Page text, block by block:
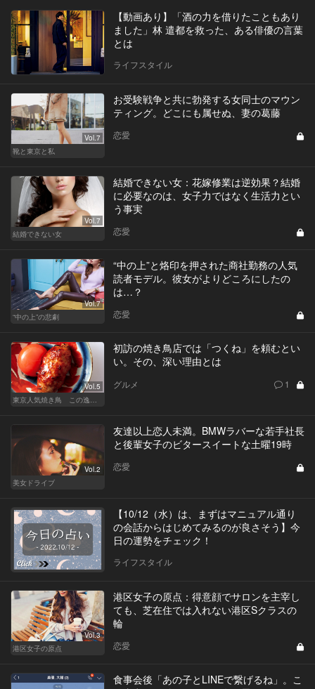
【動画あり】「酒の力を借りたこともあり
ました」林 遣都を救った、ある俳優の言葉
とは
ライフスタイル
Vol.7
靴と東京と私
お受験戦争と共に勃発する女同士のマウン
ティング。どこにも属せぬ、妻の葛藤
恋愛
Vol.7
結婚できない女
結婚できない女：花嫁修業は逆効果？結婚
に必要なのは、女子力ではなく生活力とい
う事実
恋愛
Vol.7
“中の上”の悲劇
“中の上”と烙印を押された商社勤務の人気
読者モデル。彼女がよりどころにしたの
は…？
恋愛
Vol.5
東京人気焼き鳥 この逸品を食べに行きたい
初訪の焼き鳥店では「つくね」を頼むとい
い。その、深い理由とは
グルメ 1
Vol.2
美女ドライブ
友達以上恋人未満。BMWラバーな若手社長
と後輩女子のビタースイートな土曜19時
恋愛
【10/12（水）は、まずはマニュアル通り
の会話からはじめてみるのが良さそう】今
日の運勢をチェック！
ライフスタイル
Vol.3
港区女子の原点
港区女子の原点：得意顔でサロンを主宰し
ても、芝在住では入れない港区Sクラスの
輪
恋愛
食事会後「あの子とLINEで繋げるね」。こ